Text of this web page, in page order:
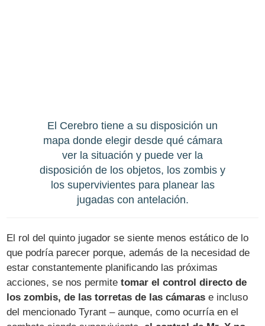
El Cerebro tiene a su disposición un
mapa donde elegir desde qué cámara
ver la situación y puede ver la
disposición de los objetos, los zombis y
los supervivientes para planear las
jugadas con antelación.
El rol del quinto jugador se siente menos estático de lo
que podría parecer porque, además de la necesidad de
estar constantemente planificando las próximas
acciones, se nos permitetomar el control directo de
los zombis, de las torretas de las cámaras e incluso
del mencionado Tyrant – aunque, como ocurría en el